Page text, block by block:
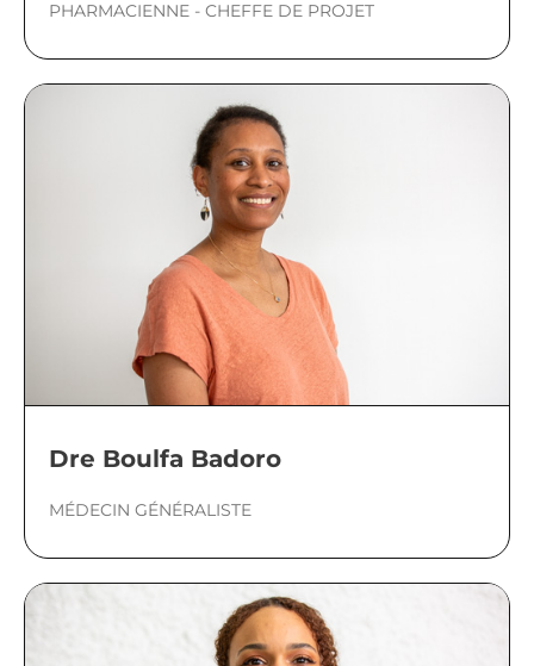
PHARMACIENNE - CHEFFE DE PROJET
Dre Boulfa Badoro
MÉDECIN GÉNÉRALISTE